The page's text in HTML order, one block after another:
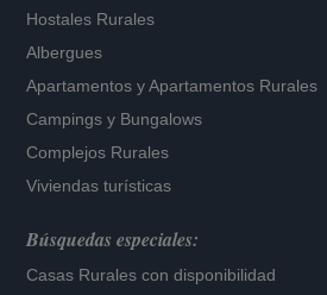
Hostales Rurales
Albergues
Apartamentos yApartamentos Rurales
Campings y Bungalows
Complejos Rurales
Viviendas turísticas
Búsquedas especiales:
Casas Rurales con disponibilidad